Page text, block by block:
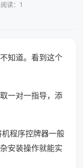
读：1
知道。看到这个
一对一指导，添
程序控牌器一般
安装操作就能实